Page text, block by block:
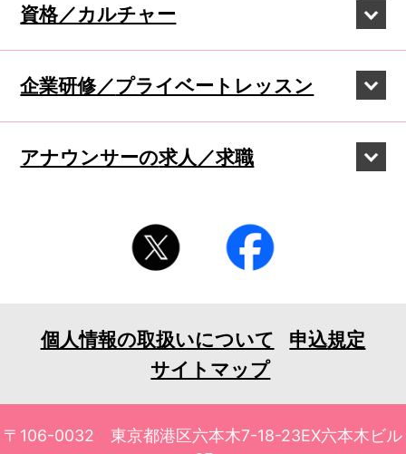
資格／カルチャー
企業研修／プライベートレッスン
アナウンサーの求人／求職
個人情報の取扱いについて
申込規定
サイトマップ
〒106-0032 東京都港区六本木7-18-23EX六本木ビル